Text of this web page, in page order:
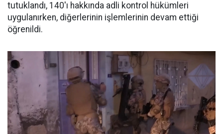
tutuklandı, 140'ı hakkında adli kontrol hükümleri
uygulanırken, diğerlerinin işlemlerinin devam ettiği
öğrenildi.